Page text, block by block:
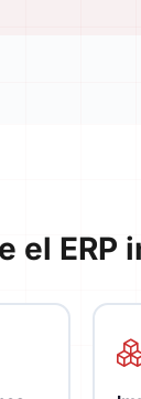
el ERP